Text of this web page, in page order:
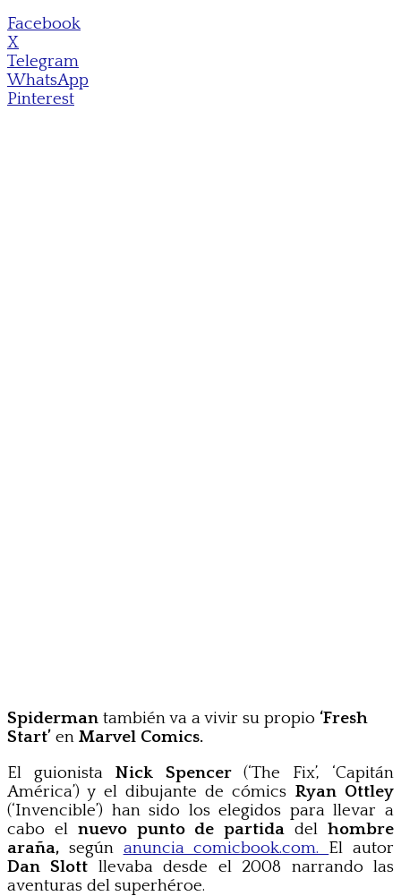
Facebook
X
Telegram
WhatsApp
Pinterest
Spiderman también va a vivir su propio ‘Fresh
Start’ en Marvel Comics.
El guionista Nick Spencer(‘The Fix’, ‘Capitán
América’) y el dibujante de cómics Ryan Ottley
(‘Invencible’) han sido los elegidos para llevar a
cabo el nuevo punto de partida delhombre
araña, según anuncia comicbook.com. El autor
Dan Slott llevaba desde el 2008 narrando las
aventuras del superhéroe.